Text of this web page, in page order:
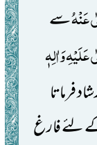
عَنْہُسے
عَلَیْہِوَاٰلِہٖ
فرماتا
لئے فارغ